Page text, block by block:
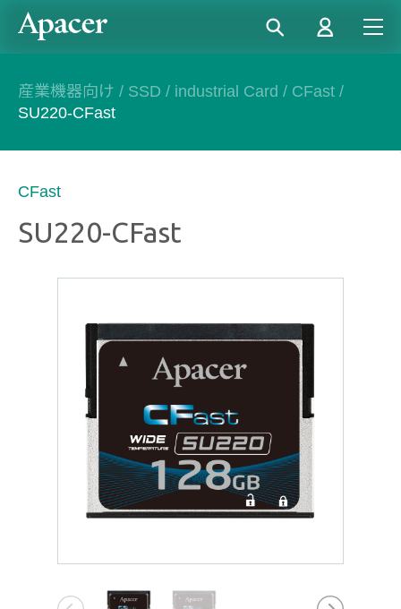
産業機器向け / SSD / industrial Card / CFast /
SU220-CFast
CFast
SU220-CFast